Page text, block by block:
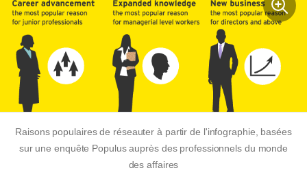
Raisons populaires de réseauter à partir de l'infographie, basées
sur une enquête Populus auprès des professionnels du monde
des affaires